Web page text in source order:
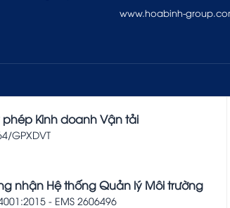
www.hoabinh-
Kinh doanh Vận tải
GPXDVT
nhận Hệ thống Quản lý Môi trường
- EMS 2606496